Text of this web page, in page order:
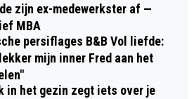
zijn ex-medewerkster af —
MBA
persiflages B&B Vol liefde:
mijn inner Fred aan het
in het gezin zegt iets over je